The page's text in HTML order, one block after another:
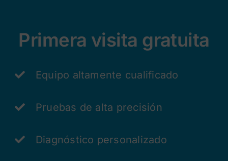
Primera visita gratuita
Equipo altamente cualificado
Pruebas de alta precisión
Diagnóstico personalizado